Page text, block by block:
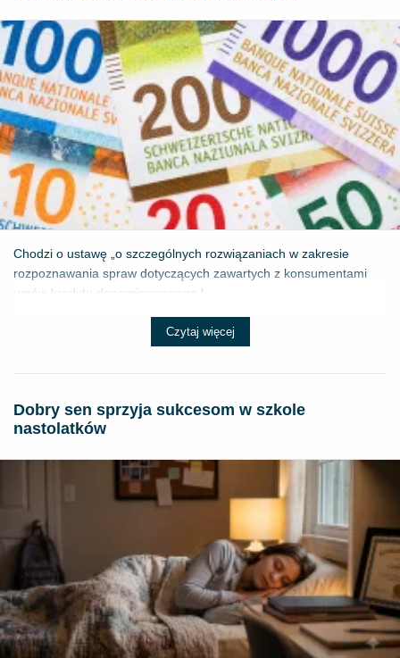
Chodzi o ustawę „o szczególnych rozwiązaniach w zakresie
rozpoznawania spraw dotyczących zawartych z konsumentami
umów kredytu denominowanego l...
Czytaj więcej
Dobry sen sprzyja sukcesom w szkole
nastolatków